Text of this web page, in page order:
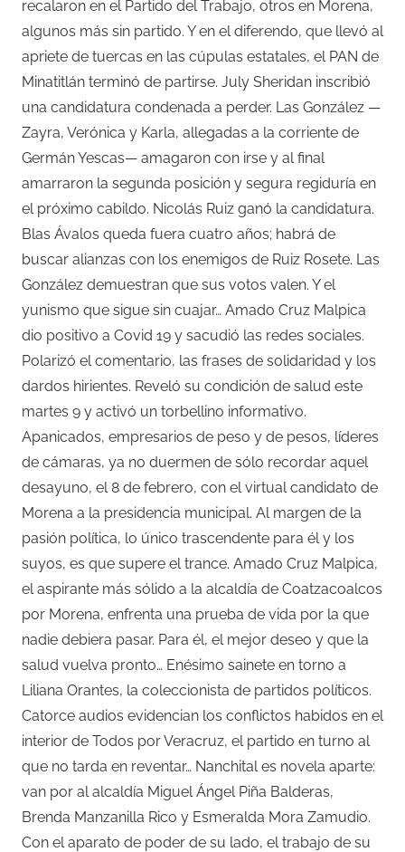
recalaron en el Partido del Trabajo, otros en Morena,
algunos más sin partido. Y en el diferendo, que llevó al
apriete de tuercas en las cúpulas estatales, el PAN de
Minatitlán terminó de partirse. July Sheridan inscribió
una candidatura condenada a perder. Las González —
Zayra, Verónica y Karla, allegadas a la corriente de
Germán Yescas— amagaron con irse y al final
amarraron la segunda posición y segura regiduría en
el próximo cabildo. Nicolás Ruiz ganó la candidatura.
Blas Ávalos queda fuera cuatro años; habrá de
buscar alianzas con los enemigos de Ruiz Rosete. Las
González demuestran que sus votos valen. Y el
yunismo que sigue sin cuajar… Amado Cruz Malpica
dio positivo a Covid 19 y sacudió las redes sociales.
Polarizó el comentario, las frases de solidaridad y los
dardos hirientes. Reveló su condición de salud este
martes 9 y activó un torbellino informativo.
Apanicados, empresarios de peso y de pesos, líderes
de cámaras, ya no duermen de sólo recordar aquel
desayuno, el 8 de febrero, con el virtual candidato de
Morena a la presidencia municipal. Al margen de la
pasión política, lo único trascendente para él y los
suyos, es que supere el trance. Amado Cruz Malpica,
el aspirante más sólido a la alcaldía de Coatzacoalcos
por Morena, enfrenta una prueba de vida por la que
nadie debiera pasar. Para él, el mejor deseo y que la
salud vuelva pronto… Enésimo sainete en torno a
Liliana Orantes, la coleccionista de partidos políticos.
Catorce audios evidencian los conflictos habidos en el
interior de Todos por Veracruz, el partido en turno al
que no tarda en reventar… Nanchital es novela aparte:
van por al alcaldía Miguel Ángel Piña Balderas,
Brenda Manzanilla Rico y Esmeralda Mora Zamudio.
Con el aparato de poder de su lado, el trabajo de su